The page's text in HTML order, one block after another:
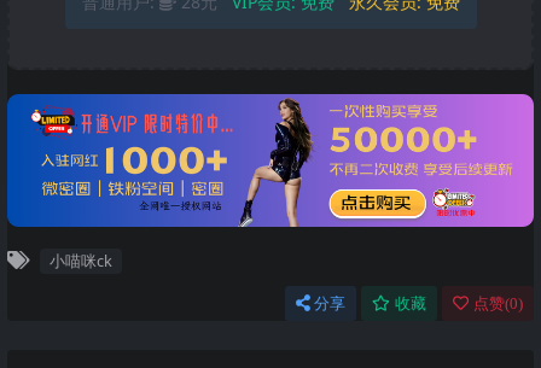
小喵咪ck
分享 收藏 点赞(0)